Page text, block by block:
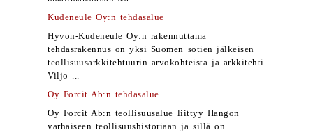
Kudeneule Oy:n tehdasalue
Hyvon-Kudeneule Oy:n rakennuttama
tehdasrakennus on yksi Suomen sotien jälkeisen
teollisuusarkkitehtuurin arvokohteista ja arkkitehti
Viljo ...
Oy Forcit Ab:n tehdasalue
Oy Forcit Ab:n teollisuusalue liittyy Hangon
varhaiseen teollisuushistoriaan ja sillä on